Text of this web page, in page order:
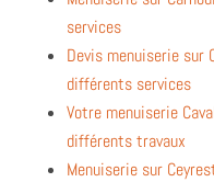
services
Devis menuiserie sur
différents services
Votre menuiserie
différents travaux
Menuiserie sur